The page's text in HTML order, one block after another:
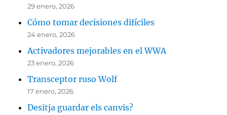
29 enero, 2026
Cómo tomar decisiones difíciles
24 enero, 2026
Activadores mejorables en el WWA
23 enero, 2026
Transceptor ruso Wolf
17 enero, 2026
Desitja guardar els canvis?